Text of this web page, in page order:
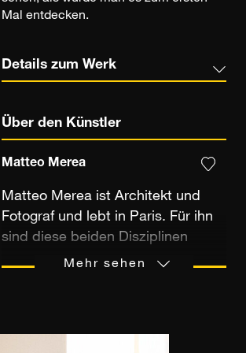
Mal entdecken.
Details zum Werk
Über den Künstler
Matteo Merea
Matteo Merea ist Architekt und
Fotograf und lebt in Paris. Für ihn
sind diese beiden Disziplinen
untrennbar miteinander
Mehr sehen